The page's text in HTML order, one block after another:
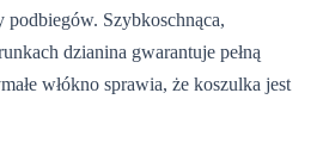
Szybkoschnąca,
dzianina gwarantuje pełną
włókno sprawia, że koszulka jest